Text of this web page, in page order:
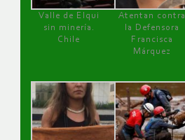
Valle de Elqui
sin minería.
Chile
Atentan contra
la Defensora
Francisca
Márquez